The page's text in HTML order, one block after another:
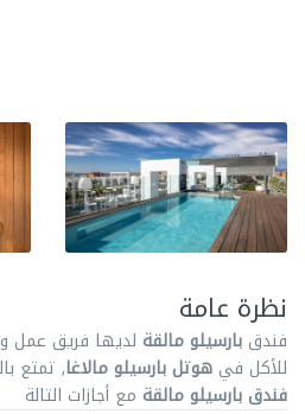
نظرة عامة
فندق بارسيلو مالقة لديها فريق عمل
للأكل في هوتل بارسيلو مالاغا, تمتع
فندق بارسيلو مالقة مع أجازات التالة